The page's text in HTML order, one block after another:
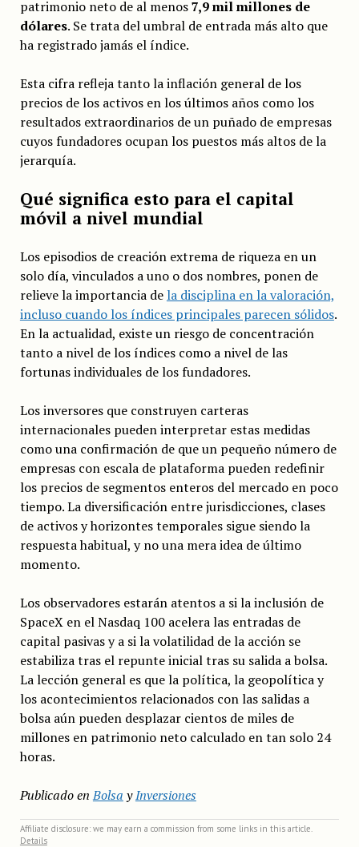
patrimonio neto de al menos7,9 mil millones de
dólares. Se trata del umbral de entrada más alto que
ha registrado jamás el índice.
Esta cifra refleja tanto la inflación general de los
precios de los activos en los últimos años como los
resultados extraordinarios de un puñado de empresas
cuyos fundadores ocupan los puestos más altos de la
jerarquía.
Qué significa esto para el capital
móvil a nivel mundial
Los episodios de creación extrema de riqueza en un
solo día, vinculados a uno o dos nombres, ponen de
relieve la importancia de la disciplina en la valoración,
incluso cuando los índices principales parecen sólidos.
En la actualidad, existe un riesgo de concentración
tanto a nivel de los índices como a nivel de las
fortunas individuales de los fundadores.
Los inversores que construyen carteras
internacionales pueden interpretar estas medidas
como una confirmación de que un pequeño número de
empresas con escala de plataforma pueden redefinir
los precios de segmentos enteros del mercado en poco
tiempo. La diversificación entre jurisdicciones, clases
de activos y horizontes temporales sigue siendo la
respuesta habitual, y no una mera idea de último
momento.
Los observadores estarán atentos a si la inclusión de
SpaceX en el Nasdaq 100 acelera las entradas de
capital pasivas y a si la volatilidad de la acción se
estabiliza tras el repunte inicial tras su salida a bolsa.
La lección general es que la política, la geopolítica y
los acontecimientos relacionados con las salidas a
bolsa aún pueden desplazar cientos de miles de
millones en patrimonio neto calculado en tan solo 24
horas.
Publicado en Bolsa yInversiones
Affiliate disclosure: we may earn a commission from some links in this article.
Details